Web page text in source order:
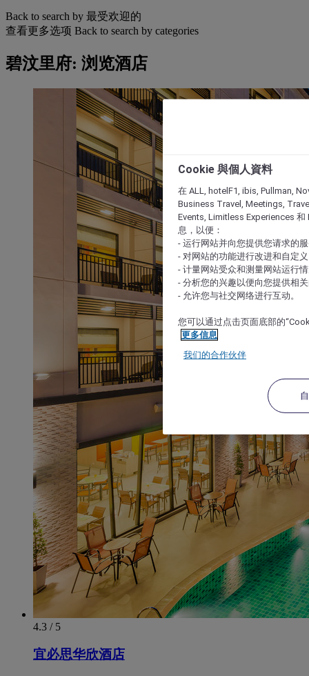
Back to search by 最受欢迎的
查看更多选项 Back to search by categories
碧汶里府: 浏览酒店
4.3 / 5
宜必思华欣酒店
Cookie 與個人資料
在 ALL, hotelF1, ibis, Pullman,
Business Travel, Meetings,
Events, Limitless Experiences 和
息，以便：
- 运行网站并向您提供您请求的
- 对网站的功能进行改进和自定义
- 计量网站受众和测量网站运行
- 分析您的兴趣以便向您提供相
- 允许您与社交网络进行互动。
您可以通过点击页面底部的
更多信息
我们的合作伙伴